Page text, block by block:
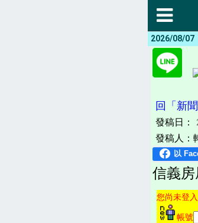
2026/08/07
回「新
發稿日：
發稿人：
信義
您尚未登
帳號